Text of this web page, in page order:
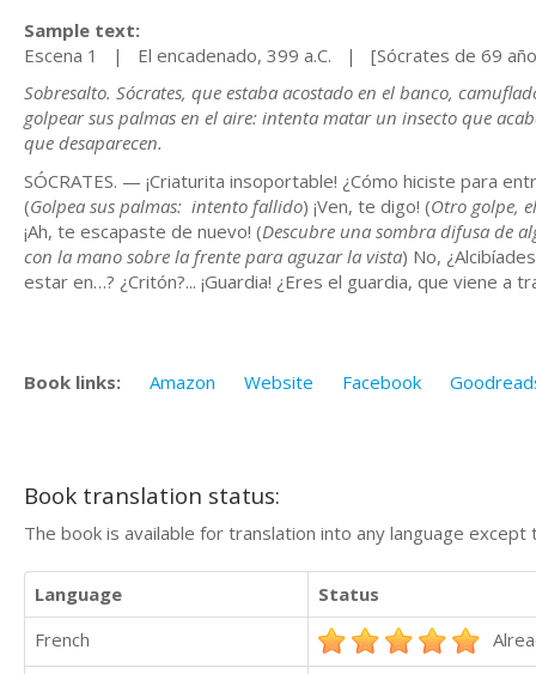
Sample text:
Escena 1 | El encadenado, 399 a.C. | [Sócrates de 69
Sobresalto. Sócrates, que estaba acostado en el banco,
golpear sus palmas en el aire: intenta matar un insecto que
que desaparecen.
SÓCRATES. — ¡Criaturita insoportable! ¿Cómo hiciste para
(Golpea sus palmas: intento fallido) ¡Ven, te digo! (Otro golpe,
¡Ah, te escapaste de nuevo! (Descubre una sombra difusa de
con la mano sobre la frente para aguzar la vista) No,
estar en…? ¿Critón?... ¡Guardia! ¿Eres el guardia, que viene a
Book links: Amazon Website Facebook
Book translation status:
The book is available for translation into any language
Language
Status
French